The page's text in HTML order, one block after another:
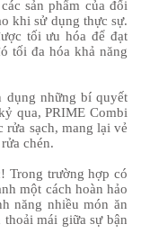
sản phẩm của đối
khi sử dụng thực sự.
tối ưu hóa để đạt
tối đa hóa khả năng
dụng những bí quyết
qua, PRIME Combi
rửa sạch, mang lại vẻ
chén.
Trong trường hợp có
một cách hoàn hảo
năng nhiều món ăn
mái giữa sự bận